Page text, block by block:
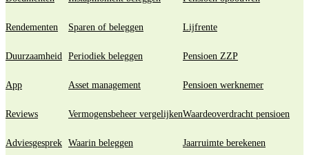
Rendementen
Duurzaamheid
App
Reviews
Adviesgesprek
Sparen of beleggen
Periodiek beleggen
Asset management
Vermogensbeheer vergelijken
Waarin beleggen
Lijfrente
Pensioen ZZP
Pensioen werknemer
Waardeoverdracht pensioen
Jaarruimte berekenen